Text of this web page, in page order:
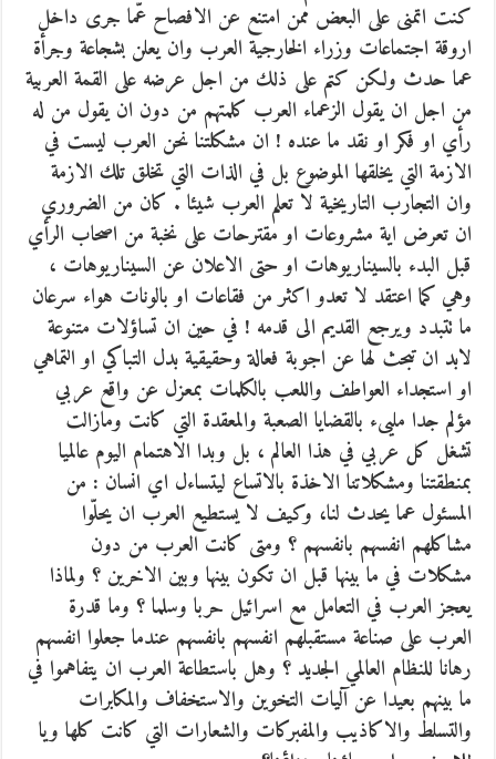
كنت اتمنى على البعض ممن امتنع عن الافصاح عّما جرى داخل
اروقة اجتماعات وزراء الخارجية العرب وان يعلن بشجاعة وجرأة
عما حدث ولكن كتم على ذلك من اجل عرضه على القمة العربية
من اجل ان يقول الزعماء العرب كلمتهم من دون ان يقول من له
رأي او فكر او نقد ما عنده ! ان مشكلتنا نحن العرب ليست في
الازمة التي يخلقها الموضوع بل في الذات التي تخلق تلك الازمة
وان التجارب التاريخية لا تعلم العرب شيئا . كان من الضروري
ان تعرض اية مشروعات او مقترحات على نخبة من اصحاب الرأي
قبل البدء بالسيناريوهات او حتى الاعلان عن السيناريوهات ،
وهي كما اعتقد لا تعدو اكثر من فقاعات او بالونات هواء سرعان
ما تتبدد ويرجع القديم الى قدمه ! في حين ان تساؤلات متنوعة
لابد ان تبحث لها عن اجوبة فعالة وحقيقية بدل التباكي او التماهي
او استجداء العواطف واللعب بالكلمات بمعزل عن واقع عربي
مؤلم جدا مليىء بالقضايا الصعبة والمعقدة التي كانت ومازالت
تشغل كل عربي في هذا العالم ، بل وبدا الاهتمام اليوم عالميا
بمنطقتنا ومشكلاتنا الاخذة بالاتساع ليتساءل اي انسان : من
المسئول عما يحدث لنا، وكيف لا يستطيع العرب ان يحلّوا
مشاكلهم انفسهم بانفسهم ؟ ومتى كانت العرب من دون
مشكلات في ما بينها قبل ان تكون بينها وبين الاخرين ؟ ولماذا
يعجز العرب في التعامل مع اسرائيل حربا وسلما ؟ وما قدرة
العرب على صناعة مستقبلهم انفسهم بانفسهم عندما جعلوا انفسهم
رهانا للنظام العالمي الجديد ؟ وهل باستطاعة العرب ان يتفاهموا في
ما بينهم بعيدا عن آليات التخوين والاستخفاف والمكابرات
والتسلط والاكاذيب والمفبركات والشعارات التي كانت كلها ويا